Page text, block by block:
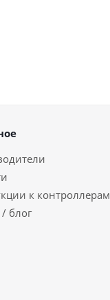
к контроллерам
/ блог